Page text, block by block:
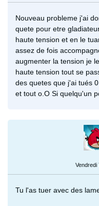
Nouveau probleme j'ai
quete pour etre
haute tension et en le
assez de fois
augmenter la tension je
haute tension tout se
des quetes que j'ai tués
et tout o.O Si quelqu'un
Vendredi
Tu l'as tuer avec des